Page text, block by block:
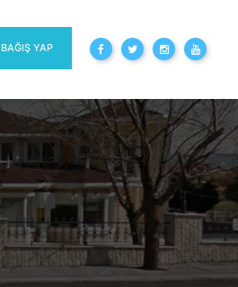
BAĞIŞ YAP